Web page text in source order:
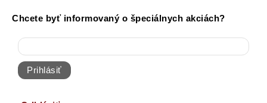
Chcete byť informovaný o špeciálnych akciách?
Prihlásiť